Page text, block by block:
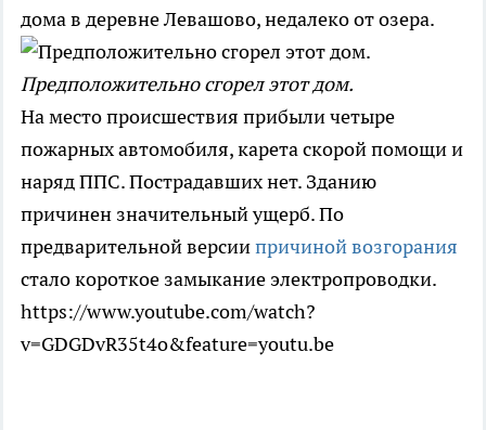
дома в деревне Левашово, недалеко от озера.
Предположительно сгорел этот дом.
На место происшествия прибыли четыре
пожарных автомобиля, карета скорой помощи и
наряд ППС. Пострадавших нет. Зданию
причинен значительный ущерб. По
предварительной версиипричиной возгорания
стало короткое замыкание электропроводки.
https://www.youtube.com/watch?
v=GDGDvR35t4o&feature=youtu.be